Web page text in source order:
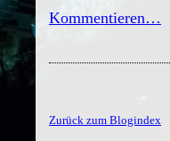
Kommentieren…
Zurück zum Blogindex